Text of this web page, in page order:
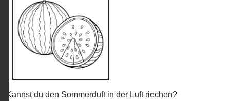
Kannst du den Sommerduft in der Luft riechen?